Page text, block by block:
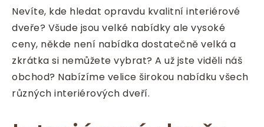
Nevíte, kde hledat opravdu kvalitní interiérové
dveře? Všude jsou velké nabídky ale vysoké
ceny, někde není nabídka dostatečně velká a
zkrátka si nemůžete vybrat? A už jste viděli náš
obchod? Nabízíme velice širokou nabídku všech
různých interiérových dveří.